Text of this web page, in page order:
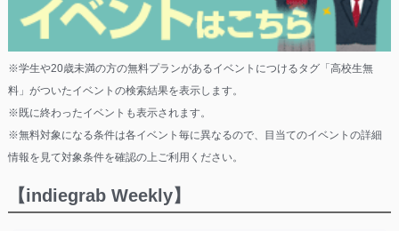
※学生や20歳未満の方の無料プランがあるイベントにつけるタグ「高校生無
料」がついたイベントの検索結果を表示します。
※既に終わったイベントも表示されます。
※無料対象になる条件は各イベント毎に異なるので、目当てのイベントの詳細
情報を見て対象条件を確認の上ご利用ください。
【indiegrab Weekly】